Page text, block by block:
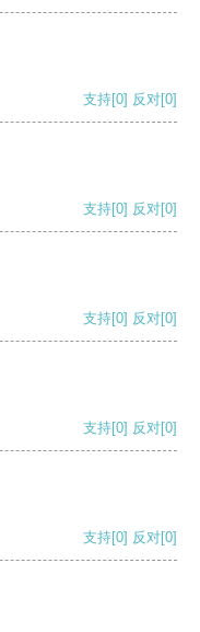
支持[0] 反对[0]
支持[0] 反对[0]
支持[0] 反对[0]
支持[0] 反对[0]
支持[0] 反对[0]